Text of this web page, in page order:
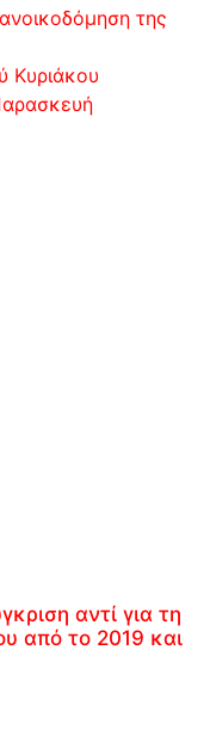
της
Κυριάκου
αντί για τη
από το 2019 και